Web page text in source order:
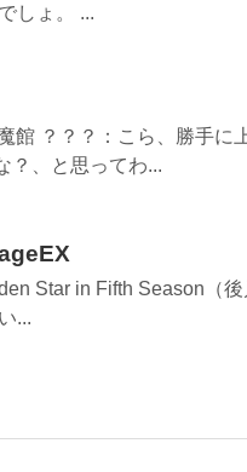
しょ。 ...
？？？：こら、勝手に
？、と思ってわ...
Star in Fifth Season（後
...